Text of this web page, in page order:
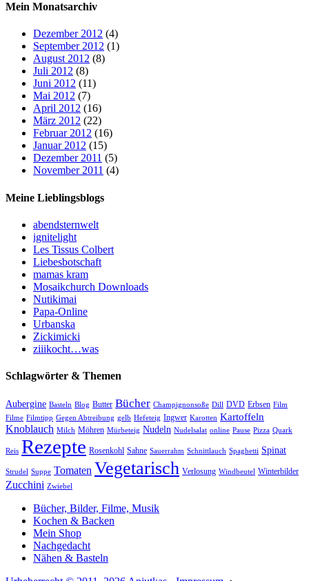
Mein Monatsarchiv
Dezember 2012 (4)
September 2012 (1)
August 2012 (8)
Juli 2012 (8)
Juni 2012 (11)
Mai 2012 (7)
April 2012 (16)
März 2012 (22)
Februar 2012 (16)
Januar 2012 (15)
Dezember 2011 (5)
November 2011 (4)
Meine Lieblingsblogs
abendsternwelt
ignitelight
Les Tissus Colbert
Liebesbotschaft
mamas kram
Mosaikchurch Downloads
Nutikimai
Papa-Online
Urbanska
Zickimicki
ziiikocht…was
Schlagwörter & Themen
Aubergine Basteln Blog Butter Bücher Champignonsoße Dill DVD Erbsen Film
Filme Filmtipp Gegen Abtreibung gelb Hefeteig Ingwer Karotten Kartoffeln
Knoblauch Milch Möhren Mürbeteig Nudeln Nudelsalat online Pause Pizza Quark
Reis Rezepte Rosenkohl Sahne Sauerrahm Schnittlauch Spaghetti Spinat
Strudel Suppe Tomaten Vegetarisch Verlosung Windbeutel Winterbilder
Zucchini Zwiebel
Bücher, Bilder, Filme, Musik
Kochen & Backen
Mein Shop
Nachgedacht
Nähen & Basteln